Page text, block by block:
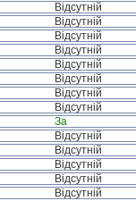
Відсутній
Відсутній
Відсутній
Відсутній
Відсутній
Відсутній
Відсутній
Відсутній
За
Відсутній
Відсутній
Відсутній
Відсутній
Відсутній